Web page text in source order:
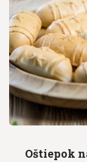
Oštiepok